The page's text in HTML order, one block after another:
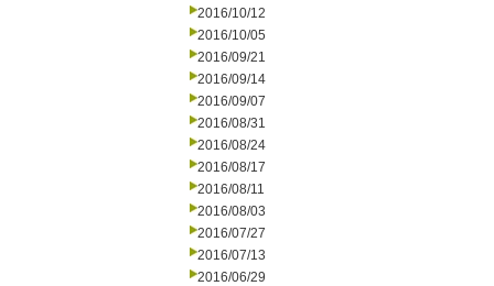
2016/10/12
2016/10/05
2016/09/21
2016/09/14
2016/09/07
2016/08/31
2016/08/24
2016/08/17
2016/08/11
2016/08/03
2016/07/27
2016/07/13
2016/06/29